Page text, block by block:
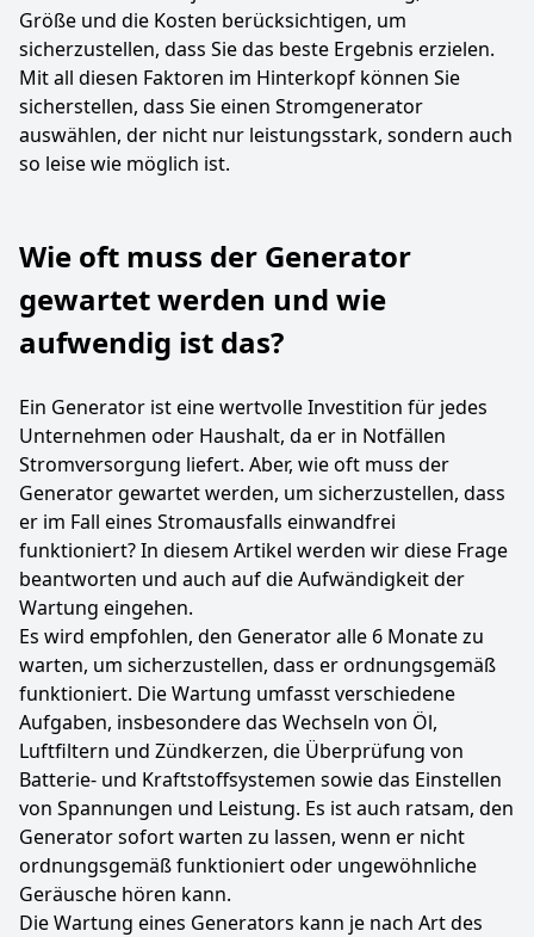
Größe und die Kosten berücksichtigen, um
sicherzustellen, dass Sie das beste Ergebnis erzielen.
Mit all diesen Faktoren im Hinterkopf können Sie
sicherstellen, dass Sie einen Stromgenerator
auswählen, der nicht nur leistungsstark, sondern auch
so leise wie möglich ist.
Wie oft muss der Generator
gewartet werden und wie
aufwendig ist das?
Ein Generator ist eine wertvolle Investition für jedes
Unternehmen oder Haushalt, da er in Notfällen
Stromversorgung liefert. Aber, wie oft muss der
Generator gewartet werden, um sicherzustellen, dass
er im Fall eines Stromausfalls einwandfrei
funktioniert? In diesem Artikel werden wir diese Frage
beantworten und auch auf die Aufwändigkeit der
Wartung eingehen.
Es wird empfohlen, den Generator alle 6 Monate zu
warten, um sicherzustellen, dass er ordnungsgemäß
funktioniert. Die Wartung umfasst verschiedene
Aufgaben, insbesondere das Wechseln von Öl,
Luftfiltern und Zündkerzen, die Überprüfung von
Batterie- und Kraftstoffsystemen sowie das Einstellen
von Spannungen und Leistung. Es ist auch ratsam, den
Generator sofort warten zu lassen, wenn er nicht
ordnungsgemäß funktioniert oder ungewöhnliche
Geräusche hören kann.
Die Wartung eines Generators kann je nach Art des